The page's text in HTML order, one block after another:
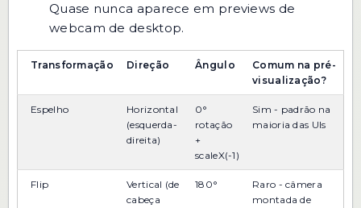
Quase nunca aparece em previews de
webcam de desktop.
Transformação Direção Ângulo
Comum na pré-
visualização?
Espelho
Horizontal
(esquerda-
direita)
0°
rotação
+
scaleX(-1)
Sim - padrão na
maioria das UIs
Flip
Vertical (de
cabeça
180°
Raro - câmera
montada de